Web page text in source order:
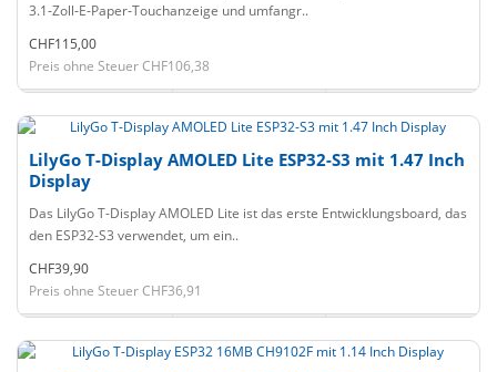
3.1‑Zoll‑E‑Paper‑Touchanzeige und umfangr..
CHF115,00
Preis ohne Steuer CHF106,38
LilyGo T-Display AMOLED Lite ESP32-S3 mit 1.47 Inch
Display
Das LilyGo T-Display AMOLED Lite ist das erste Entwicklungsboard, das
den ESP32-S3 verwendet, um ein..
CHF39,90
Preis ohne Steuer CHF36,91